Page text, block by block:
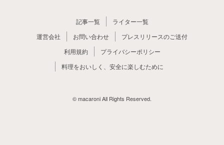
記事一覧
ライター一覧
運営会社
お問い合わせ
プレスリリースのご送付
利用規約
プライバシーポリシー
料理をおいしく、安全に楽しむために
© macaroni All Rights Reserved.